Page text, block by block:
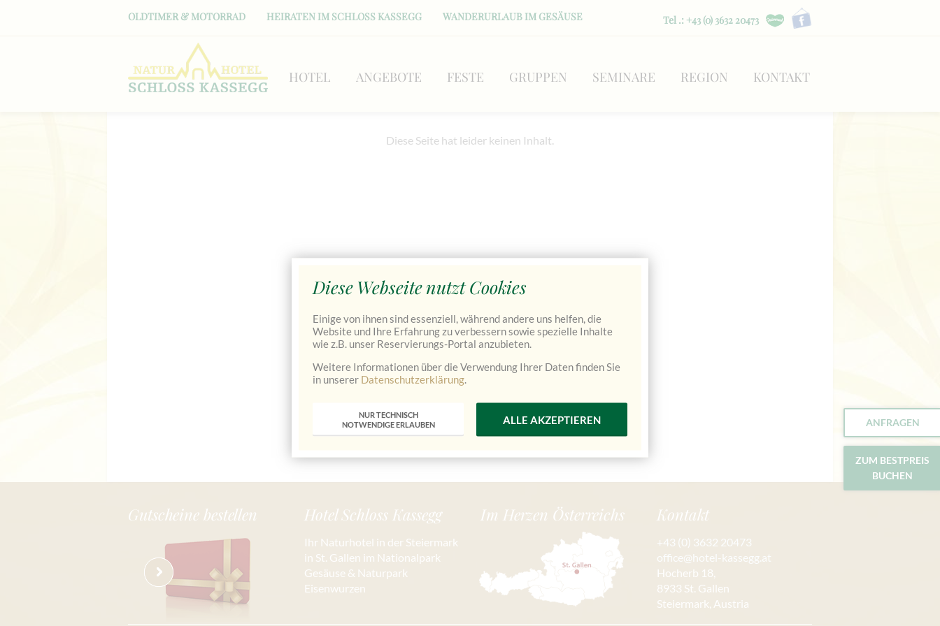
OLDTIMER & MOTORRAD HEIRATEN IM SCHLOSS KASSEGG WANDERURLAUB IM GESÄUSE Tel .: +43 (0) 3632 20473
HOTEL ANGEBOTE FESTE GRUPPEN SEMINARE REGION KONTAKT
Diese Seite hat leider keinen Inhalt.
Gutscheine bestellen Hotel Schloss Kassegg
Ihr Naturhotel in der Steiermark
in St. Gallen im Nationalpark
Gesäuse & Naturpark
Eisenwurzen
Im Herzen Österreichs Kontakt
+43 (0) 3632 20473
office@hotel-kassegg.at
Hocherb 18,
8933 St. Gallen
Steiermark, Austria
ANFRAGEN
ZUM BESTPREIS
BUCHEN
Diese Webseite nutzt Cookies
Einige von ihnen sind essenziell, während andere uns helfen, die
Website und Ihre Erfahrung zu verbessern sowie spezielle Inhalte
wie z.B. unser Reservierungs-Portal anzubieten.
Weitere Informationen über die Verwendung Ihrer Daten finden Sie
in unserer Datenschutzerklärung
NUR TECHNISCH
NOTWENDIGE ERLAUBEN
ALLE AKZEPTIEREN